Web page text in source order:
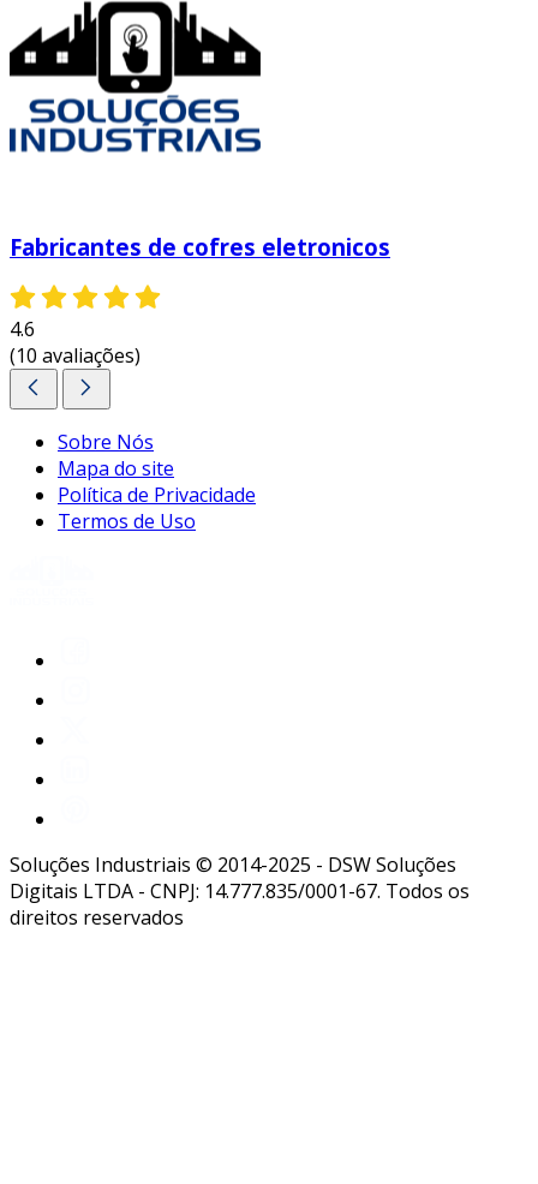
Fabricantes de cofres eletronicos
4.6
(10 avaliações)
Sobre Nós
Mapa do site
Política de Privacidade
Termos de Uso
Soluções Industriais © 2014-2025 - DSW Soluções
Digitais LTDA - CNPJ: 14.777.835/0001-67. Todos os
direitos reservados